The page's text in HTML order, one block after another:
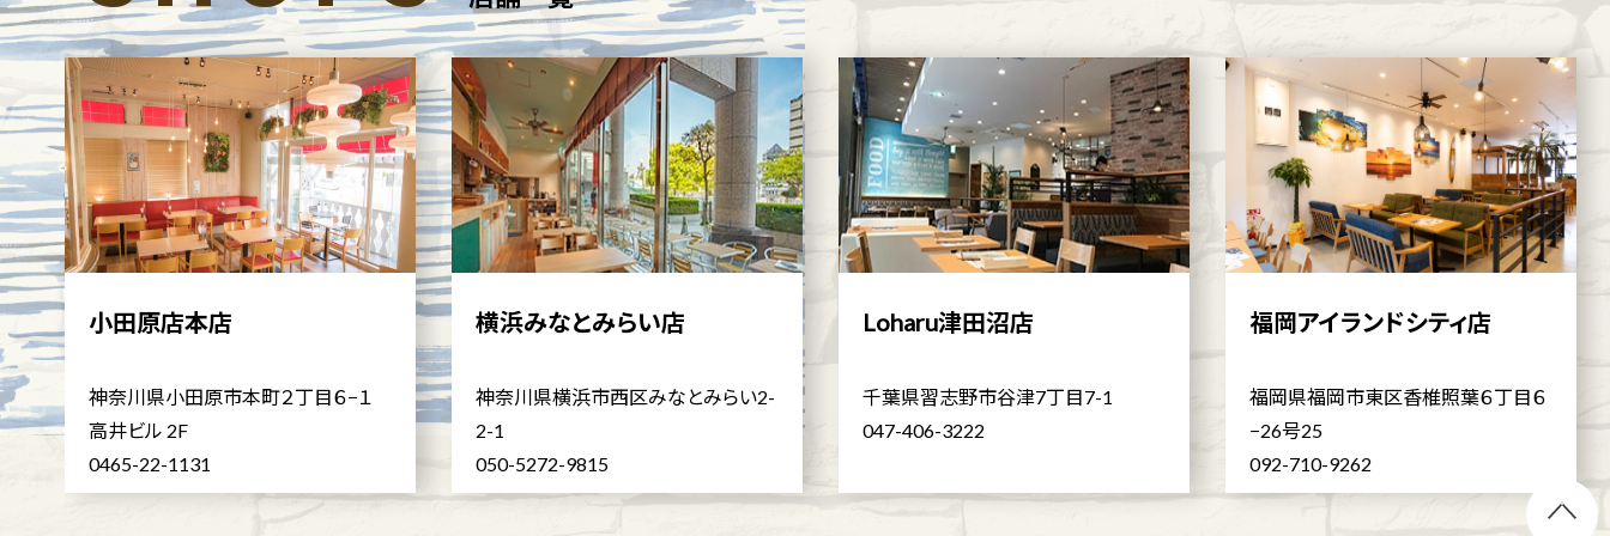
小田原店本店
神奈川県小田原市本町２丁目６−１
高井ビル 2F
0465-22-1131
横浜みなとみらい店
神奈川県横浜市西区みなとみらい2-
2-1
050-5272-9815
Loharu津田沼店
千葉県習志野市谷津7丁目7-1
047-406-3222
福岡アイランドシティ店
福岡県福岡市東区香椎照葉６丁目６
−26号25
092-710-9262